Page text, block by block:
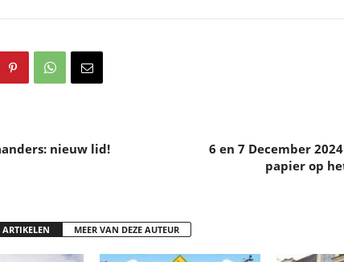
nieuw lid!
6 en 7 December
papier op
ARTIKELEN MEER VAN DEZE AUTEUR